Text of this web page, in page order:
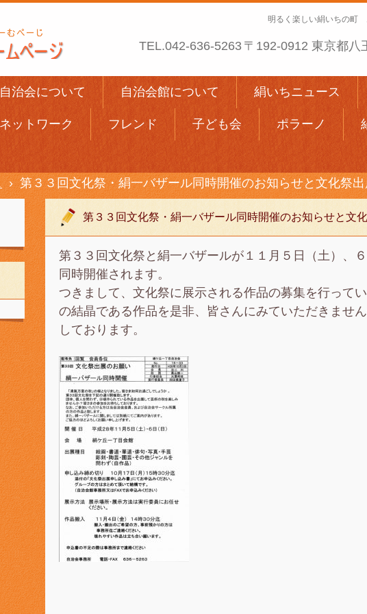
明るく楽しい絹いちの町
TEL.042-636-5263 〒192-0912 東京都八
自治会について 自治会館について 絹いちニュース
ットワーク フレンド 子ども会 ポラーノ
› 第３３回文化祭・絹一バザール同時開催のお知らせと文化祭
第３３回文化祭・絹一バザール同時開催のお知らせと文
第３３回文化祭と絹一バザールが１１月５日（土）、６
同時開催されます。
つきまして、文化祭に展示される作品の募集を行って
の結晶である作品を是非、皆さんにみていただきませ
しております。